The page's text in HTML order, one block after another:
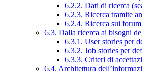
6.2.2. Dati di ricerca
6.2.3. Ricerca tramite
6.2.4. Ricerca sui forum
6.3. Dalla ricerca ai bisogni
6.3.1. User stories per
6.3.2. Job stories per
6.3.3. Criteri di
6.4. Architettura